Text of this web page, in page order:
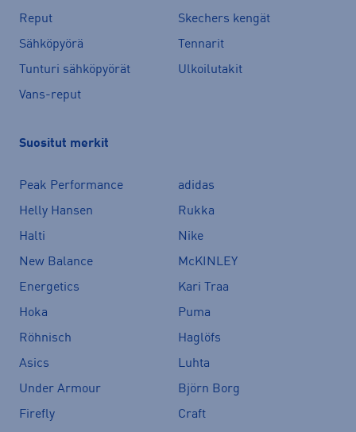
Reput
Skechers kengät
Sähköpyörä
Tennarit
Tunturi sähköpyörät
Ulkoilutakit
Vans-reput
Suositut merkit
Peak Performance
adidas
Helly Hansen
Rukka
Halti
Nike
New Balance
McKINLEY
Energetics
Kari Traa
Hoka
Puma
Röhnisch
Haglöfs
Asics
Luhta
Under Armour
Björn Borg
Firefly
Craft